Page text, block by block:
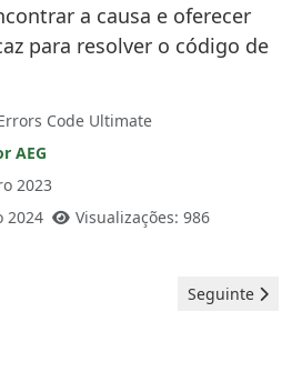
a causa e oferecer
para resolver o código de
Code Ultimate
AEG
2023
2024
Visualizações: 986
- erro e50 Artigo
Seguinte